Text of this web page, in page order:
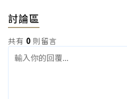
討論區
共有 0 則留言